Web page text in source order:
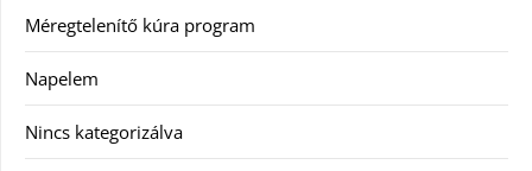
Méregtelenítő kúra program
Napelem
Nincs kategorizálva